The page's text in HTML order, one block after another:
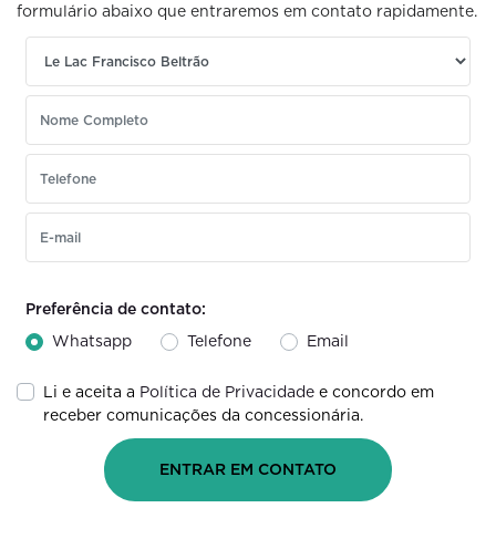
formulário abaixo que entraremos em contato rapidamente.
Preferência de contato:
Whatsapp
Telefone Email
Li e aceita a Política de Privacidade e concordo em
receber comunicações da concessionária.
ENTRAR EM CONTATO